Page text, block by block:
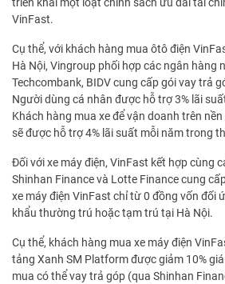
VinFast.
Cụ thể, với khách hàng mua ôtô điện
Hà Nội, Vingroup phối hợp các ngân hàng
Techcombank, BIDV cung cấp gói vay trả
Người dùng cá nhân được hỗ trợ 3% lãi
Khách hàng mua xe để vận doanh trên
sẽ được hỗ trợ 4% lãi suất mỗi năm trong
Đối với xe máy điện, VinFast kết hợp cùng
Shinhan Finance và Lotte Finance cung
xe máy điện VinFast chỉ từ 0 đồng vốn đối
khẩu thường trú hoặc tạm trú tại Hà Nội.
Cụ thể, khách hàng mua xe máy điện
tảng Xanh SM Platform được giảm 10%
mua có thể vay trả góp (qua Shinhan